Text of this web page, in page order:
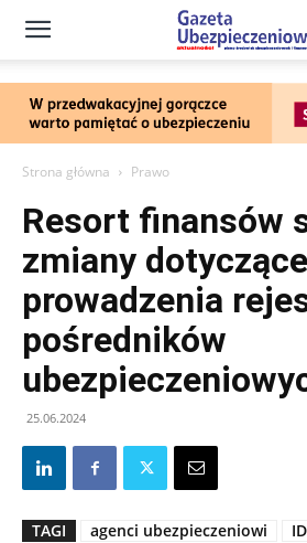
Gazeta
Ubezpieczeniowa
Portal
Strona główna Prawo
Resort finansów
zmiany dotyczące
prowadzenia
pośredników
25.06.2024
TAGI agenci ubezpieczeniowi